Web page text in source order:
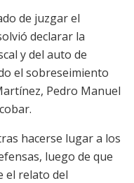
de juzgar el
declarar la
y del auto de
el sobreseimiento
Pedro Manuel
hacerse lugar a los
luego de que
el relato del